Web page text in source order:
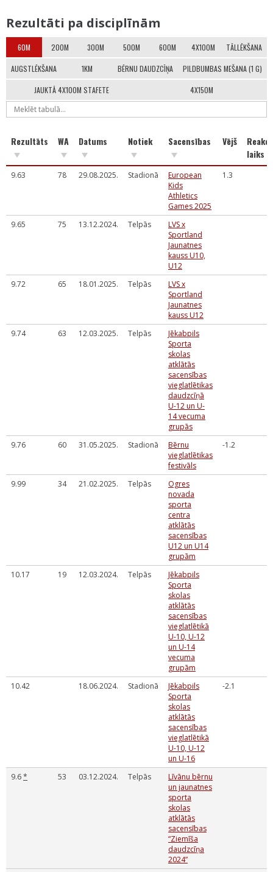
Rezultāti pa disciplīnām
60M 200M 300M 500M 600M 4X100M TĀLLĒKŠANA
AUGSTLĒKŠANA 1KM BĒRNU DAUDZCĪŅA PILDBUMBAS MEŠANA (1 G)
JAUKTĀ 4X100M STAFETE 4X150M
Rezultāts WA Datums Notiek Sacensības Vējš
laiks
9.63 78 29.08.2025. Stadionā
European
Kids
Athletics
Games 2025
1.3
9.65 75 13.12.2024. Telpās
LVS x
Sportland
Jaunatnes
kauss U10,
U12
9.72
65 18.01.2025. Telpās
LVS x
Sportland
Jaunatnes
kauss U12
9.74
63 12.03.2025. Telpās
Jēkabpils
Sporta
skolas
atklātās
sacensības
vieglatlētikas
daudzcīņā
U-12 un U-
14 vecuma
grupās
9.76
60 31.05.2025. Stadionā
Bērnu
vieglatlētikas
festivāls
-1.2
9.99 34 21.02.2025. Telpās
Ogres
novada
sporta
centra
atklātās
sacensības
U12 un U14
grupām
10.17
19 12.03.2024. Telpās
Jēkabpils
Sporta
skolas
atklātās
sacensības
vieglatlētikā
U-10, U-12
un U-14
vecuma
grupām
10.42
18.06.2024. Stadionā
Jēkabpils
Sporta
skolas
atklātās
sacensības
vieglatlētikā
U-10, U-12
un U-16
-2.1
9.6* 53 03.12.2024. Telpās
Līvānu bērnu
un jaunatnes
sporta
skolas
atklātās
sacensības
“Ziemīša
daudzcīņa
2024”